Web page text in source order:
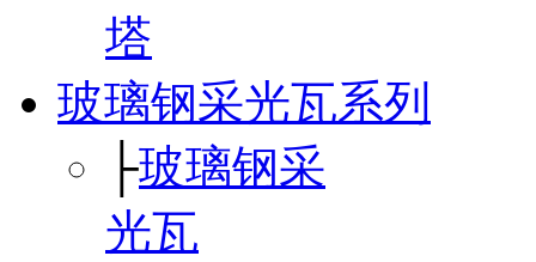
塔
玻璃钢采光瓦系列
├玻璃钢采
光瓦